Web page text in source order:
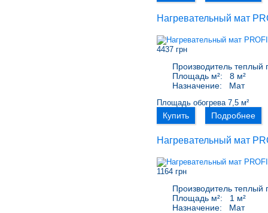
Нагревательный мат
4437 грн
Производитель теплый
Площадь м²:
8 м²
Назначение:
Мат
Площадь обогрева 7,5 м²
Купить Подробнее
Нагревательный мат
1164 грн
Производитель теплый
Площадь м²:
1 м²
Назначение:
Мат